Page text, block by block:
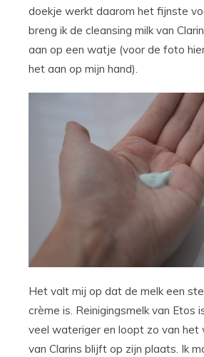
doekje werkt daarom het fijnste
breng ik de cleansing milk van
aan op een watje (voor de foto
het aan op mijn hand).
Het valt mij op dat de melk een
crème is. Reinigingsmelk van Etos
veel wateriger en loopt zo van het
van Clarins blijft op zijn plaats. Ik